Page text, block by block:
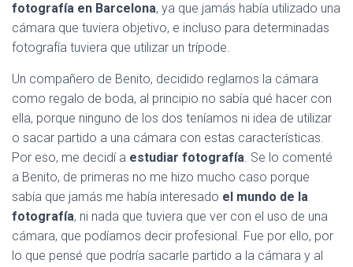
G
N
fotografía en Barcelona, ya que jamás había utilizado una
cámara que tuviera objetivo, e incluso para determinadas
fotografía tuviera que utilizar un trípode.
Un compañero de Benito, decidido reglarnos la cámara
como regalo de boda, al principio no sabía qué hacer con
ella, porque ninguno de los dos teníamos ni idea de utilizar
o sacar partido a una cámara con estas características.
Por eso, me decidí a estudiar fotografía. Se lo comenté
a Benito, de primeras no me hizo mucho caso porque
sabía que jamás me había interesado el mundo de la
fotografía, ni nada que tuviera que ver con el uso de una
cámara, que podíamos decir profesional. Fue por ello, por
lo que pensé que podría sacarle partido a la cámara y al